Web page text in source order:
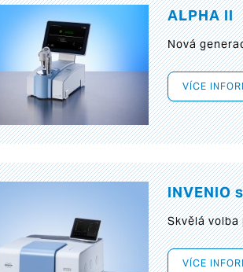
ALPHA II
Nová
VÍCE
INVENIO
Skvělá
VÍCE